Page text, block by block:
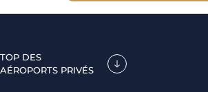
TOP DES
AÉROPORTS PRIVÉS